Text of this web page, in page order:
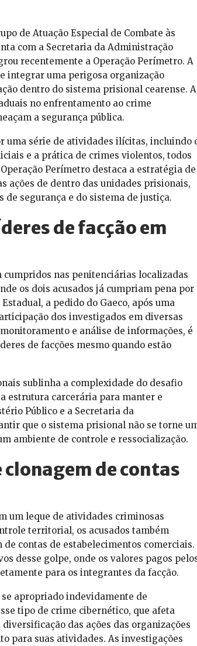
de Atuação Especial de Combate às
com a Secretaria da Administração
recentemente a Operação Perímetro. A
integrar uma perigosa organização
dentro do sistema prisional cearense. A
no enfrentamento ao crime
a segurança pública.
uma série de atividades ilícitas, incluindo
e a prática de crimes violentos, todos
Perímetro destaca a estratégia de
ações de dentro das unidades prisionais,
segurança e do sistema de justiça.
de facção em
cumpridos nas penitenciárias localizadas
os dois acusados já cumpriam pena por
a pedido do Gaeco, após uma
dos investigados em diversas
e análise de informações, é
de facções mesmo quando estão
sublinha a complexidade do desafio
estrutura carcerária para manter e
Público e a Secretaria da
que o sistema prisional não se torne
ambiente de controle e ressocialização.
de contas
um leque de atividades criminosas
territorial, os acusados também
contas de estabelecimentos comerciais.
desse golpe, onde os valores pagos
para os integrantes da facção.
apropriado indevidamente de
tipo de crime cibernético, que afeta
das ações das organizações
para suas atividades. As investigações